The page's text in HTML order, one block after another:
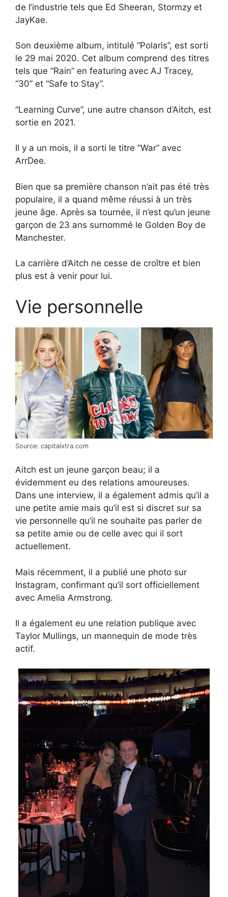
de l’industrie tels que Ed Sheeran, Stormzy et
JayKae.
Son deuxième album, intitulé “Polaris”, est sorti
le 29 mai 2020. Cet album comprend des titres
tels que “Rain” en featuring avec AJ Tracey,
“30” et “Safe to Stay”.
“Learning Curve”, une autre chanson d’Aitch, est
sortie en 2021.
Il y a un mois, il a sorti le titre “War” avec
ArrDee.
Bien que sa première chanson n’ait pas été très
populaire, il a quand même réussi à un très
jeune âge. Après sa tournée, il n’est qu’un jeune
garçon de 23 ans surnommé le Golden Boy de
Manchester.
La carrière d’Aitch ne cesse de croître et bien
plus est à venir pour lui.
Vie personnelle
Source: capitalxtra.com
Aitch est un jeune garçon beau; il a
évidemment eu des relations amoureuses.
Dans une interview, il a également admis qu’il a
une petite amie mais qu’il est si discret sur sa
vie personnelle qu’il ne souhaite pas parler de
sa petite amie ou de celle avec qui il sort
actuellement.
Mais récemment, il a publié une photo sur
Instagram, confirmant qu’il sort officiellement
avec Amelia Armstrong.
Il a également eu une relation publique avec
Taylor Mullings, un mannequin de mode très
actif.